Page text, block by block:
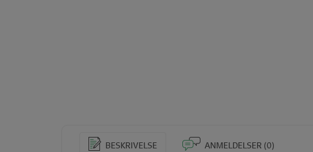
BESKRIVELSE ANMELDELSER (0)